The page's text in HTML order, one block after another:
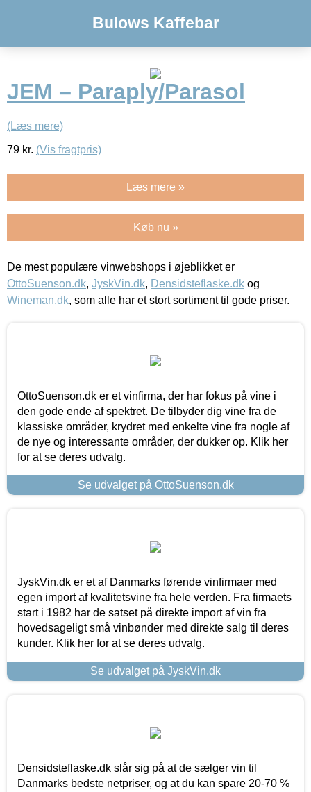
Bulows Kaffebar
JEM – Paraply/Parasol
(Læs mere)
79 kr. (Vis fragtpris)
Læs mere »
Køb nu »
De mest populære vinwebshops i øjeblikket er
OttoSuenson.dk, JyskVin.dk, Densidsteflaske.dk og
Wineman.dk, som alle har et stort sortiment til gode priser.
OttoSuenson.dk er et vinfirma, der har fokus på vine i
den gode ende af spektret. De tilbyder dig vine fra de
klassiske områder, krydret med enkelte vine fra nogle af
de nye og interessante områder, der dukker op. Klik her
for at se deres udvalg.
Se udvalget på OttoSuenson.dk
JyskVin.dk er et af Danmarks førende vinfirmaer med
egen import af kvalitetsvine fra hele verden. Fra firmaets
start i 1982 har de satset på direkte import af vin fra
hovedsageligt små vinbønder med direkte salg til deres
kunder. Klik her for at se deres udvalg.
Se udvalget på JyskVin.dk
Densidsteflaske.dk slår sig på at de sælger vin til
Danmarks bedste netpriser, og at du kan spare 20-70 %